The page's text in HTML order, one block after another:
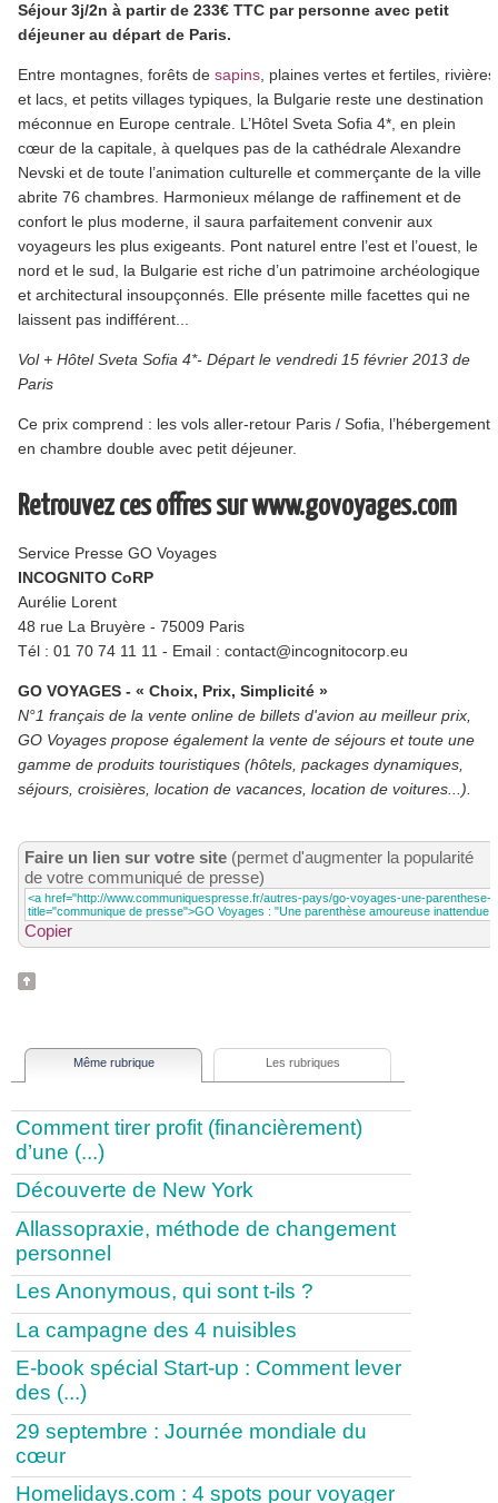
Séjour 3j/2n à partir de 233€ TTC par personne avec petit
déjeuner au départ de Paris.
Entre montagnes, forêts desapins , plaines vertes et fertiles, rivières
et lacs, et petits villages typiques, la Bulgarie reste une destination
méconnue en Europe centrale. L’Hôtel Sveta Sofia 4*, en plein
cœur de la capitale, à quelques pas de la cathédrale Alexandre
Nevski et de toute l’animation culturelle et commerçante de la ville
abrite 76 chambres. Harmonieux mélange de raffinement et de
confort le plus moderne, il saura parfaitement convenir aux
voyageurs les plus exigeants. Pont naturel entre l’est et l’ouest, le
nord et le sud, la Bulgarie est riche d’un patrimoine archéologique
et architectural insoupçonnés. Elle présente mille facettes qui ne
laissent pas indifférent...
Vol + Hôtel Sveta Sofia 4*- Départ le vendredi 15 février 2013 de
Paris
Ce prix comprend : les vols aller-retour Paris / Sofia, l’hébergement
en chambre double avec petit déjeuner.
Retrouvez ces offres sur www.govoyages.com
Service Presse GO Voyages
INCOGNITO CoRP
Aurélie Lorent
48 rue La Bruyère - 75009 Paris
Tél : 01 70 74 11 11 - Email : contact@incognitocorp.eu
GO VOYAGES - « Choix, Prix, Simplicité »
N°1 français de la vente online de billets d'avion au meilleur prix,
GO Voyages propose également la vente de séjours et toute une
gamme de produits touristiques (hôtels, packages dynamiques,
séjours, croisières, location de vacances, location de voitures...).
Faire un lien sur votre site (permet d'augmenter la popularité
de votre communiqué de presse)
Copier
Même rubrique Les rubriques
Comment tirer profit (financièrement)
d’une (...)
Découverte de New York
Allassopraxie, méthode de changement
personnel
Les Anonymous, qui sont t-ils ?
La campagne des 4 nuisibles
E-book spécial Start-up : Comment lever
des (...)
29 septembre : Journée mondiale du
cœur
Homelidays.com : 4 spots pour voyager